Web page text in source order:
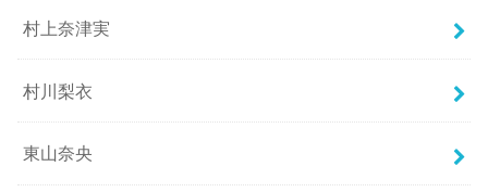
村上奈津実
村川梨衣
東山奈央